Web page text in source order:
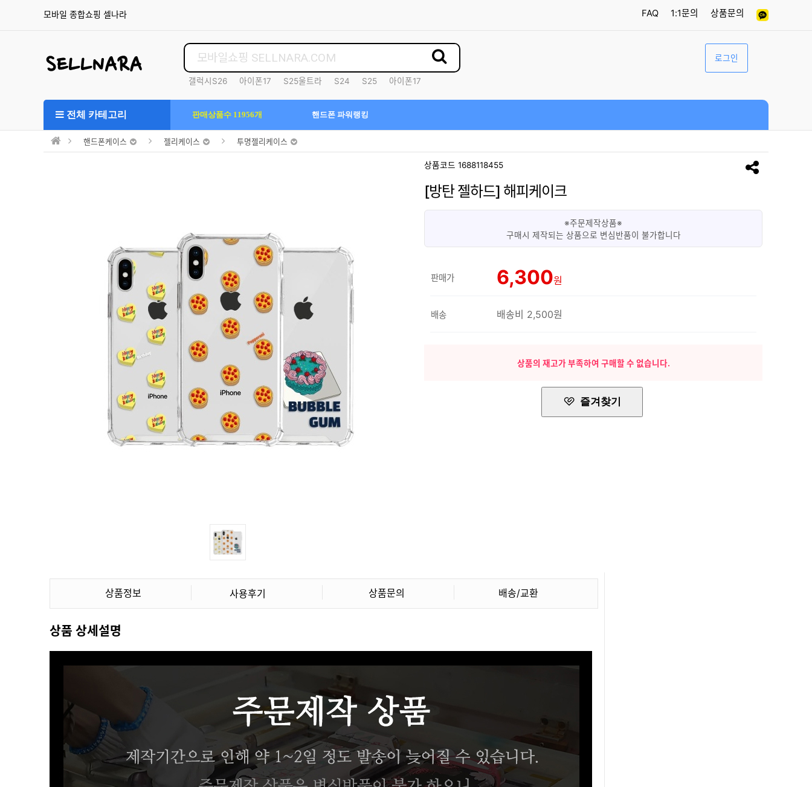
모바일 종합쇼핑 셀나라 FAQ 1:1문의 상품문의
갤럭시S26 아이폰17 S25울트라 S24 S25
아이폰17
로그인
전체 카테고리 판매상품수 11956개 핸드폰 파워랭킹
핸드폰케이스 젤리케이스 투명젤리케이스
상품코드 1688118455
[방탄 젤하드] 해피케이크
※주문제작상품※
구매시 제작되는 상품으로 변심반품이 불가합니다
판매가 6,300원
배송 배송비 2,500원
상품의 재고가 부족하여 구매할 수 없습니다.
즐겨찾기
상품정보 사용후기 상품문의 배송/교환
상품 상세설명